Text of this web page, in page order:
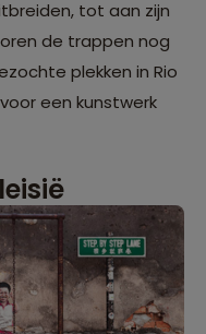
tot aan zijn
de trappen nog
plekken in Rio
een kunstwerk